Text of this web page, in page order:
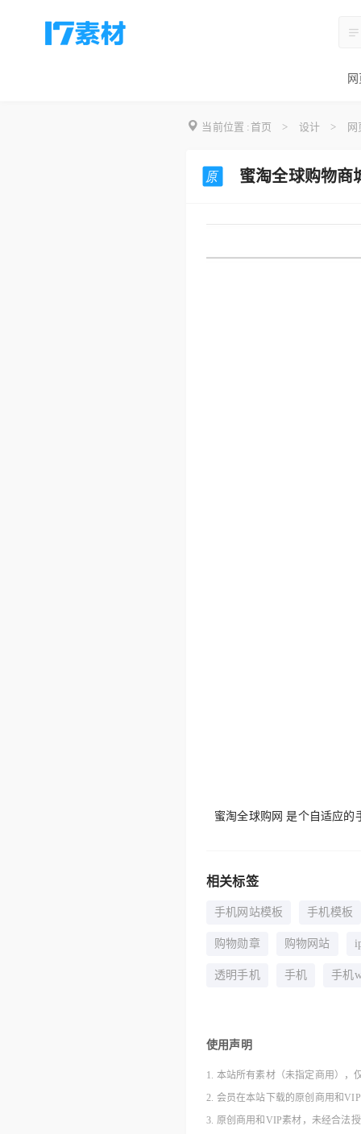
当前位置 :首页 > 设计 > 网
蜜淘全球购物商
蜜淘全球购网 是个自适应的
相关标签
手机网站模板 手机模板
购物勋章 购物网站
透明手机 手机 手机
使用声明
1. 本站所有素材（未指定商用），
2. 会员在本站下载的原创商用和
3. 原创商用和VIP素材，未经合法